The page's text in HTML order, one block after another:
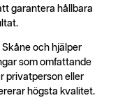
garantera hållbara
och hjälper
som omfattande
privatperson eller
högsta kvalitet.